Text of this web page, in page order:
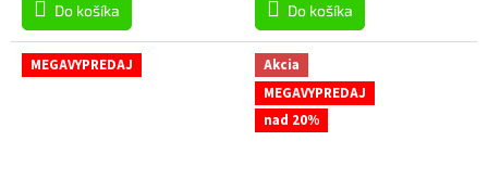
Do košíka Do košíka
MEGAVYPREDAJ
Akcia
MEGAVYPREDAJ
nad 20%